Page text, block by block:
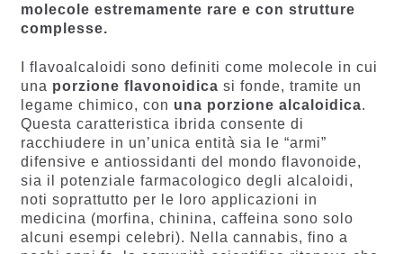
molecole estremamente rare e con strutture
complesse.
I flavoalcaloidi sono definiti come molecole in cui
una porzione flavonoidica si fonde, tramite un
legame chimico, con una porzione alcaloidica.
Questa caratteristica ibrida consente di
racchiudere in un’unica entità sia le “armi”
difensive e antiossidanti del mondo flavonoide,
sia il potenziale farmacologico degli alcaloidi,
noti soprattutto per le loro applicazioni in
medicina (morfina, chinina, caffeina sono solo
alcuni esempi celebri). Nella cannabis, fino a